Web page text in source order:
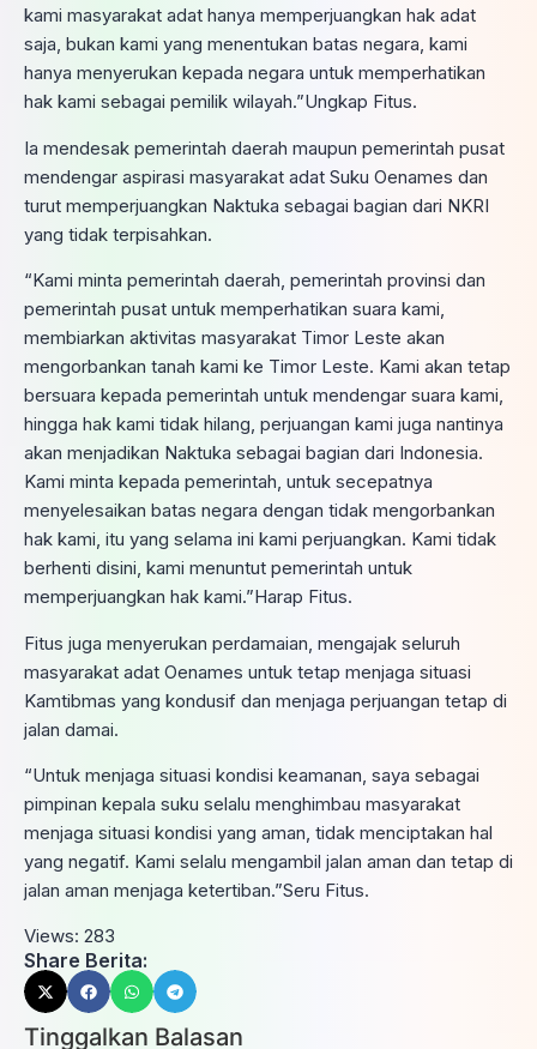
kami masyarakat adat hanya memperjuangkan hak adat
saja, bukan kami yang menentukan batas negara, kami
hanya menyerukan kepada negara untuk memperhatikan
hak kami sebagai pemilik wilayah.”Ungkap Fitus.
Ia mendesak pemerintah daerah maupun pemerintah pusat
mendengar aspirasi masyarakat adat Suku Oenames dan
turut memperjuangkan Naktuka sebagai bagian dari NKRI
yang tidak terpisahkan.
“Kami minta pemerintah daerah, pemerintah provinsi dan
pemerintah pusat untuk memperhatikan suara kami,
membiarkan aktivitas masyarakat Timor Leste akan
mengorbankan tanah kami ke Timor Leste. Kami akan tetap
bersuara kepada pemerintah untuk mendengar suara kami,
hingga hak kami tidak hilang, perjuangan kami juga nantinya
akan menjadikan Naktuka sebagai bagian dari Indonesia.
Kami minta kepada pemerintah, untuk secepatnya
menyelesaikan batas negara dengan tidak mengorbankan
hak kami, itu yang selama ini kami perjuangkan. Kami tidak
berhenti disini, kami menuntut pemerintah untuk
memperjuangkan hak kami.”Harap Fitus.
Fitus juga menyerukan perdamaian, mengajak seluruh
masyarakat adat Oenames untuk tetap menjaga situasi
Kamtibmas yang kondusif dan menjaga perjuangan tetap di
jalan damai.
“Untuk menjaga situasi kondisi keamanan, saya sebagai
pimpinan kepala suku selalu menghimbau masyarakat
menjaga situasi kondisi yang aman, tidak menciptakan hal
yang negatif. Kami selalu mengambil jalan aman dan tetap di
jalan aman menjaga ketertiban.”Seru Fitus.
Views: 283
Share Berita:
Tinggalkan Balasan